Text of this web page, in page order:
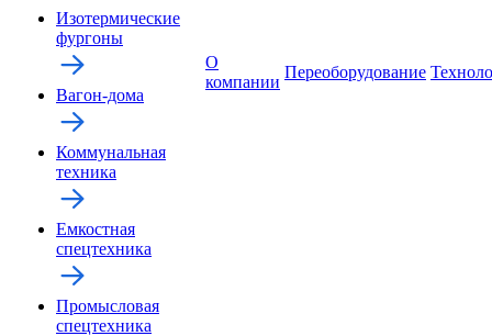
Изотермические
фургоны
Вагон-дома
Коммунальная
техника
Емкостная
спецтехника
Промысловая
спецтехника
О
компании
Переоборудование